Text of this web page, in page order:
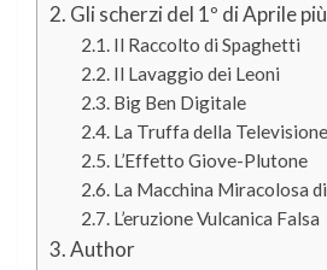
Gli scherzi del 1º di Aprile
Il Raccolto di Spaghetti
Il Lavaggio dei Leoni
Big Ben Digitale
La Truffa della
L’Effetto Giove-Plutone
La Macchina Miracolosa
L’eruzione Vulcanica Falsa
Author